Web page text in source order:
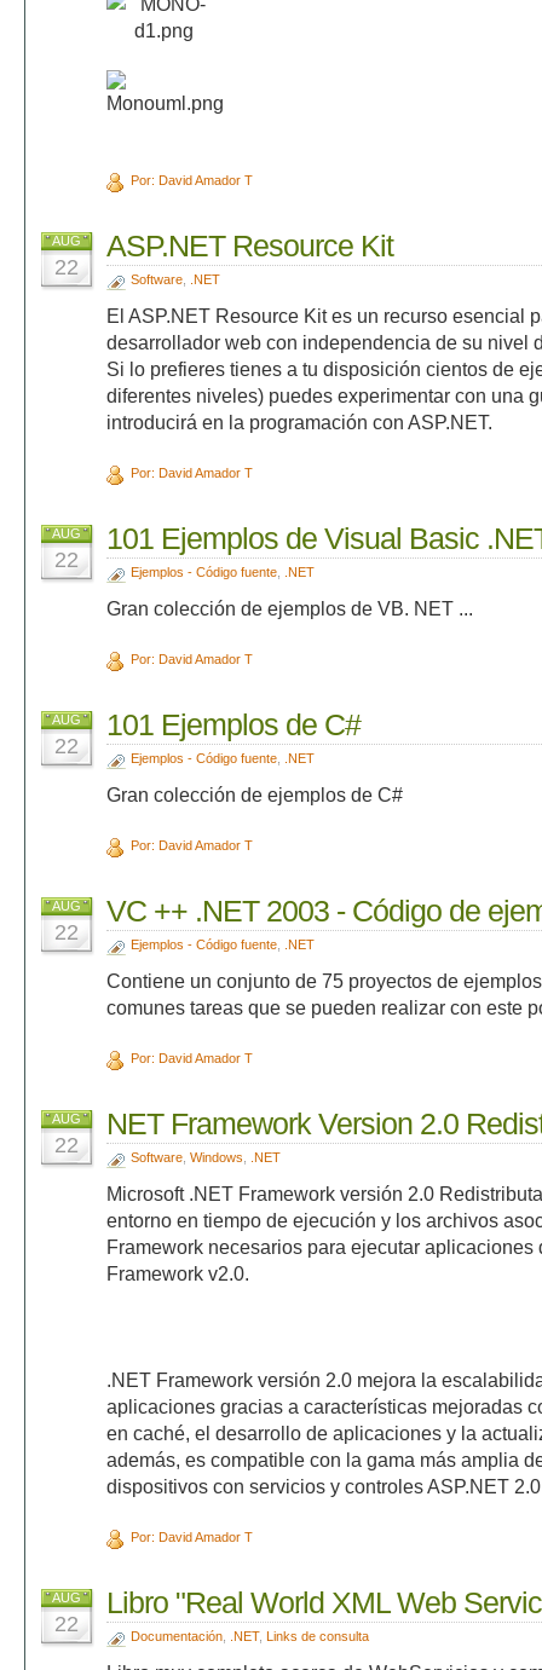
Por: David Amador T
AUG
22
ASP.NET Resource Kit
Software, .NET
El ASP.NET Resource Kit es un recurso esencial
desarrollador web con independencia de su nivel
Si lo prefieres tienes a tu disposición cientos de
diferentes niveles) puedes experimentar con una
introducirá en la programación con ASP.NET.
Por: David Amador T
AUG
22
101 Ejemplos de Visual Basic
Ejemplos - Código fuente, .NET
Gran colección de ejemplos de VB. NET ...
Por: David Amador T
AUG
22
101 Ejemplos de C#
Ejemplos - Código fuente, .NET
Gran colección de ejemplos de C#
Por: David Amador T
AUG
22
VC ++ .NET 2003 - Código de
Ejemplos - Código fuente, .NET
Contiene un conjunto de 75 proyectos de
comunes tareas que se pueden realizar con este
Por: David Amador T
AUG
22
NET Framework Version 2.0
Software, Windows .NET
Microsoft .NET Framework versión 2.0
entorno en tiempo de ejecución y los archivos
Framework necesarios para ejecutar aplicaciones
Framework v2.0.
.NET Framework versión 2.0 mejora la
aplicaciones gracias a características mejoradas
en caché, el desarrollo de aplicaciones y la
además, es compatible con la gama más amplia
dispositivos con servicios y controles ASP.NET
Por: David Amador T
AUG
22
Libro "Real World XML Web
Documentación, .NET, Links de consulta